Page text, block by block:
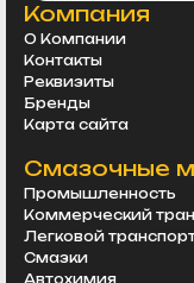
Компания
О Компании
Контакты
Реквизиты
Бренды
Карта сайта
Смазочные
Промышленность
Коммерческий
Легковой
Смазки
Автохимия